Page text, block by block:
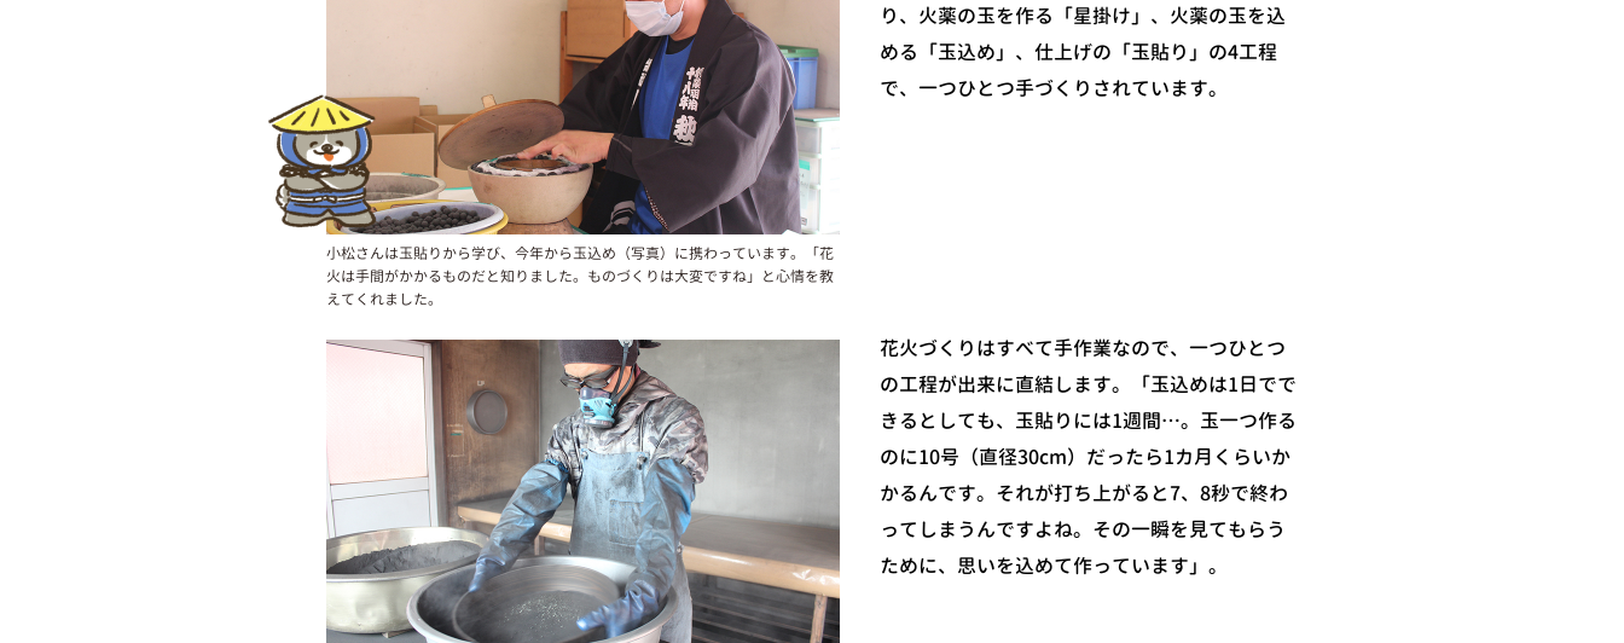
小松さんは玉貼りから学び、今年から玉込め（写真）に携わっています。「花
火は手間がかかるものだと知りました。ものづくりは大変ですね」と心情を教
えてくれました。
り、火薬の玉を作る「星掛け」、火薬の玉を込
める「玉込め」、仕上げの「玉貼り」の4工程
で、一つひとつ手づくりされています。
花火づくりはすべて手作業なので、一つひとつ
の工程が出来に直結します。「玉込めは1日でで
きるとしても、玉貼りには1週間…。玉一つ作る
のに10号（直径30cm）だったら1カ月くらいか
かるんです。それが打ち上がると7、8秒で終わ
ってしまうんですよね。その一瞬を見てもらう
ために、思いを込めて作っています」。